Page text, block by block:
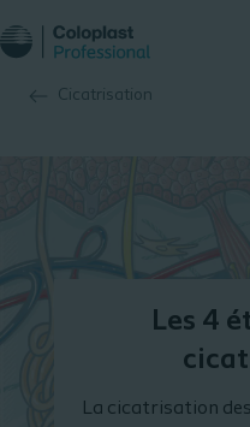
Cicatrisation
Les 4
La cicatrisation